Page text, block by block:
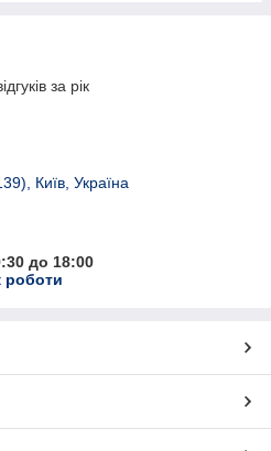
за рік
Київ, Україна
до 18:00
роботи